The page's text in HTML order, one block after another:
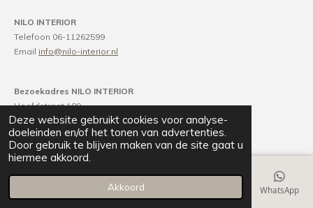
Deze website gebruikt cookies voor analyse-
doeleinden en/of het tonen van advertenties.
Door gebruik te blijven maken van de site gaat u
hiermee akkoord.
Akkoord
NILO INTERIOR
Telefoon 06-11262599
Email info@nilo-interior.nl
Bezoekadres NILO INTERIOR
Hoofdstraat 180
2071 EM Santpoort-Noord
Telefoonnummer WhatsApp